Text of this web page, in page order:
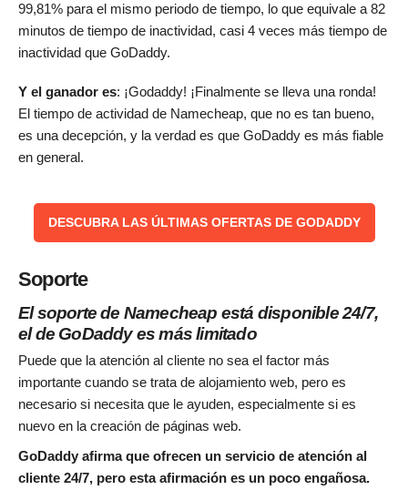
99,81% para el mismo periodo de tiempo, lo que equivale a 82
minutos de tiempo de inactividad, casi 4 veces más tiempo de
inactividad que GoDaddy.
Y el ganador es: ¡Godaddy! ¡Finalmente se lleva una ronda!
El tiempo de actividad de Namecheap, que no es tan bueno,
es una decepción, y la verdad es que GoDaddy es más fiable
en general.
DESCUBRA LAS ÚLTIMAS OFERTAS DE GODADDY
Soporte
El soporte de Namecheap está disponible 24/7,
el de GoDaddy es más limitado
Puede que la atención al cliente no sea el factor más
importante cuando se trata de alojamiento web, pero es
necesario si necesita que le ayuden, especialmente si es
nuevo en la creación de páginas web.
GoDaddy afirma que ofrecen un servicio de atención al
cliente 24/7, pero esta afirmación es un poco engañosa.